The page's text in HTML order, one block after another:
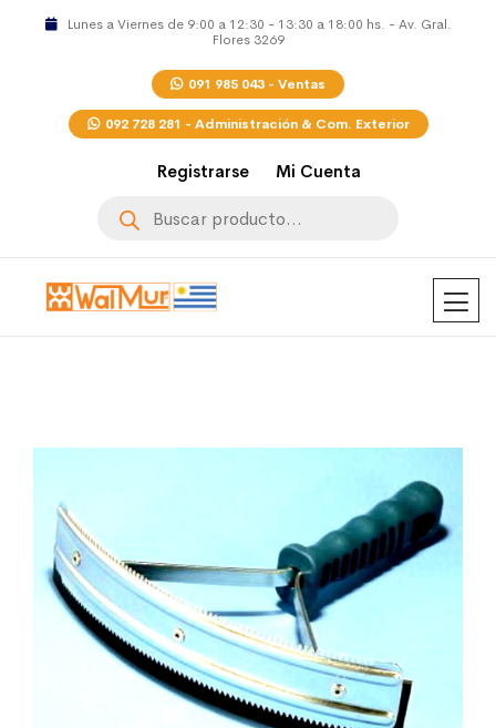
Lunes a Viernes de 9:00 a 12:30 - 13:30 a 18:00 hs. - Av. Gral.
Flores 3269
091 985 043 - Ventas
092 728 281 - Administración & Com. Exterior
Registrarse Mi Cuenta